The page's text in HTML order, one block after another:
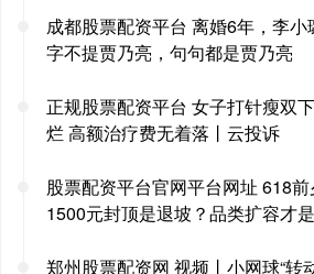
成都股票配资平台 离婚6年，李
字不提贾乃亮，句句都是贾乃亮
正规股票配资平台 女子打针瘦双
烂 高额治疗费无着落丨云投诉
股票配资平台官网平台网址 618前
1500元封顶是退坡？品类扩容才
郑州股票配资网 视频丨小网球“转